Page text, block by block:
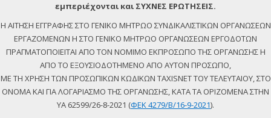
εμπεριέχονται και ΣΥΧΝΕΣ ΕΡΩΤΗΣΕΙΣ.
Η ΑΙΤΗΣΗ ΕΓΓΡΑΦΗΣ ΣΤΟ ΓΕΝΙΚΟ ΜΗΤΡΩΟ ΣΥΝΔΙΚΑΛΙΣΤΙΚΩΝ ΟΡΓΑΝΩΣΕΩΝ
ΕΡΓΑΖΟΜΕΝΩΝ Η ΣΤΟ ΓΕΝΙΚΟ ΜΗΤΡΩΟ ΟΡΓΑΝΩΣΕΩΝ ΕΡΓΟΔΟΤΩΝ
ΠΡΑΓΜΑΤΟΠΟΙΕΙΤΑΙ ΑΠΟ ΤΟΝ ΝΟΜΙΜΟ ΕΚΠΡΟΣΩΠΟ ΤΗΣ ΟΡΓΑΝΩΣΗΣ Η
ΑΠΟ ΤΟ ΕΞΟΥΣΙΟΔΟΤΗΜΕΝΟ ΑΠΟ ΑΥΤΟΝ ΠΡΟΣΩΠΟ,
ΜΕ ΤΗ ΧΡΗΣΗ ΤΩΝ ΠΡΟΣΩΠΙΚΩΝ ΚΩΔΙΚΩΝ TAXISNET ΤΟΥ ΤΕΛΕΥΤΑΙΟΥ, ΣΤΟ
ΟΝΟΜΑ ΚΑΙ ΓΙΑ ΛΟΓΑΡΙΑΣΜΟ ΤΗΣ ΟΡΓΑΝΩΣΗΣ, ΚΑΤΑ ΤΑ ΟΡΙΖΟΜΕΝΑ ΣΤΗΝ
ΥΑ 62599/26-8-2021 (ΦΕΚ 4279/Β/16-9-2021).